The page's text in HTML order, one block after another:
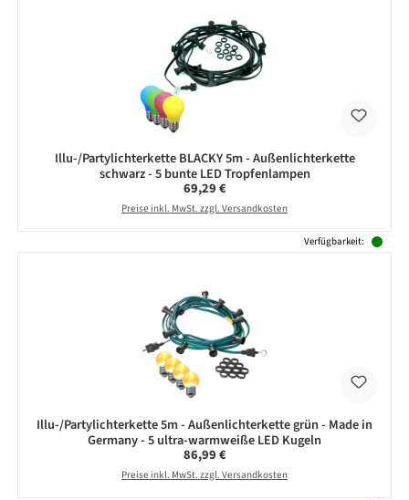
Illu-/Partylichterkette BLACKY 5m - Außenlichterkette
schwarz - 5 bunte LED Tropfenlampen
Regulärer Preis:
69,29 €
Preise inkl. MwSt. zzgl. Versandkosten
Verfügbarkeit:
Illu-/Partylichterkette 5m - Außenlichterkette grün - Made in
Germany - 5 ultra-warmweiße LED Kugeln
Regulärer Preis:
86,99 €
Preise inkl. MwSt. zzgl. Versandkosten